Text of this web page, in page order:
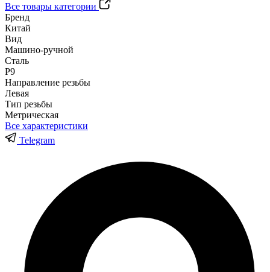
Все товары категории
Бренд
Китай
Вид
Машино-ручной
Сталь
Р9
Направление резьбы
Левая
Тип резьбы
Метрическая
Все характеристики
Telegram